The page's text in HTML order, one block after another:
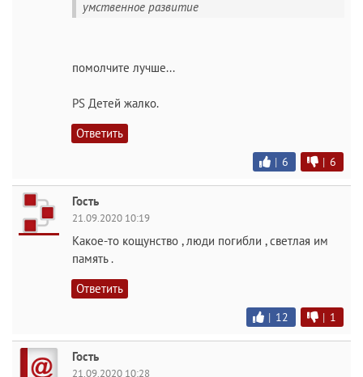
умственное развитие
помолчите лучше...
PS Детей жалко.
Ответить
| 6 | 6
Гость
21.09.2020 10:19
Какое-то кощунство , люди погибли , светлая им
память .
Ответить
| 12 | 1
Гость
21.09.2020 10:28